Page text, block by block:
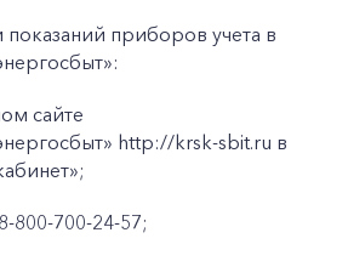
звонок
приборов учета в
сайте
http://krsk-sbit.ru в
800-700-24-57;